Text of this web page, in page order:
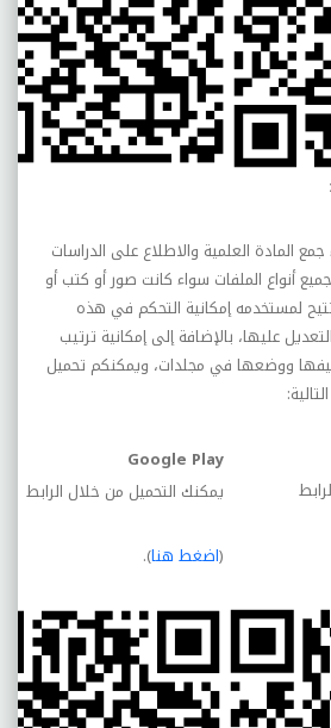
جمع المادة العلمية والاطلاع على الدراسات
أنواع الملفات سواء كانت صور أو كتب أو
لمستخدمه إمكانية التحكم في هذه
عليها، بالإضافة إلى إمكانية ترتيب
ووضعها في مجلدات، ويمكنكم تحميل
Google Play
يمكنك التحميل من خلال الرابط
(اضغط هنا).